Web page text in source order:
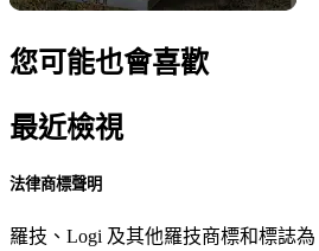
您可能也會喜歡
最近檢視
法律商標聲明
羅技、Logi 及其他羅技商標和標誌為